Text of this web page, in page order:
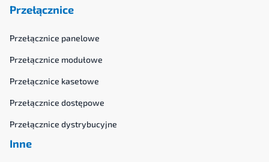
Przełącznice
Przełącznice panelowe
Przełącznice modułowe
Przełącznice kasetowe
Przełącznice dostępowe
Przełącznice dystrybucyjne
Inne